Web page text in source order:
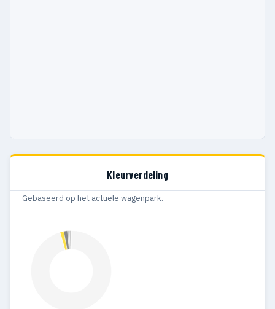
Kleurverdeling
Gebaseerd op het actuele wagenpark.